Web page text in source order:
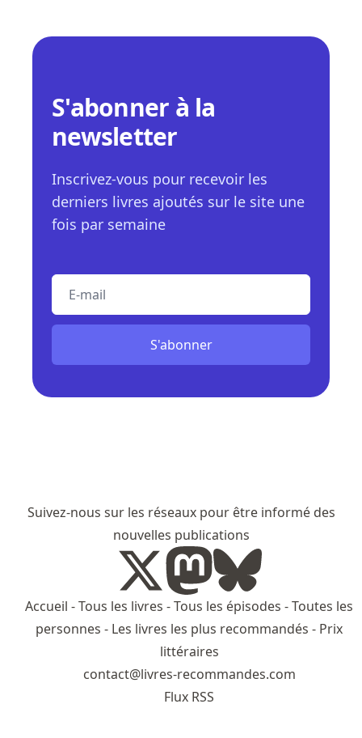
S'abonner à la
newsletter
Inscrivez-vous pour recevoir les
derniers livres ajoutés sur le site une
fois par semaine
E-mail
S'abonner
Suivez-nous sur les réseaux pour être informé des
nouvelles publications
Accueil -Tous les livres -Tous les épisodes -Toutes les
personnes - Les livres les plus recommandés - Prix
littéraires
contact@livres-recommandes.com
Flux RSS